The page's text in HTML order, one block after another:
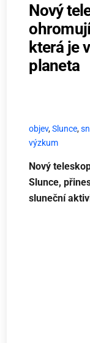
Nový
která je
planeta
objev,Slunce,
výzkum
Nový
Slunce,
sluneční